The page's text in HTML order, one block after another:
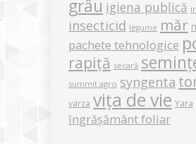
grâu igiena publică
insecticid legume măr
pachete tehnologice
rapiță secară
summit agro syngenta
varza vița de vie Yara
îngrășământ foliar